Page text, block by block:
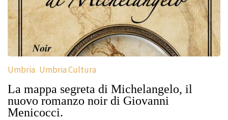
Umbria Umbria Cultura
La mappa segreta di Michelangelo, il
nuovo romanzo noir di Giovanni
Menicocci.